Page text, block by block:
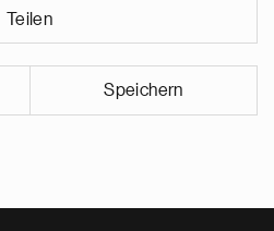
Teilen
Speichern